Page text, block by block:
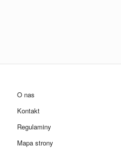
O nas
Kontakt
Regulaminy
Mapa strony